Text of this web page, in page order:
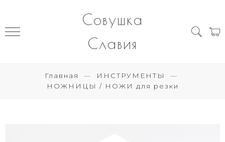
Совушка
Славия
Главная
ИНСТРУМЕНТЫ
НОЖНИЦЫ / НОЖИ для резки